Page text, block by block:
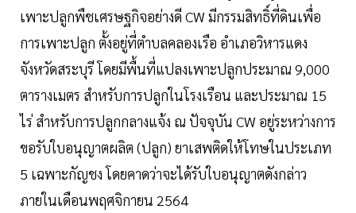
เพาะปลูกพืชเศรษฐกิจอย่างดี CW มีกรรมสิทธิ์ที่ดินเพื่อ
การเพาะปลูก ตั้งอยู่ที่ตำบลคลองเรือ อำเภอวิหารแดง
จังหวัดสระบุรี โดยมีพื้นที่แปลงเพาะปลูกประมาณ 9,000
ตารางเมตร สำหรับการปลูกในโรงเรือน และประมาณ 15
ไร่ สำหรับการปลูกกลางแจ้ง ณ ปัจจุบัน CW อยู่ระหว่างการ
ขอรับใบอนุญาตผลิต (ปลูก) ยาเสพติดให้โทษในประเภท
5 เฉพาะกัญชง โดยคาดว่าจะได้รับใบอนุญาตดังกล่าว
ภายในเดือนพฤศจิกายน 2564